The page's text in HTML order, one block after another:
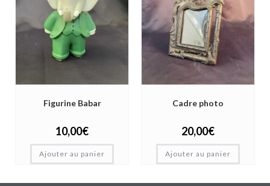
Figurine Babar
10,00€
Ajouter au panier
Cadre photo
20,00€
Ajouter au panier